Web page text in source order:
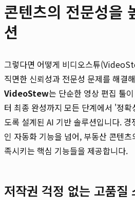
콘텐츠의 전문성을
션
그렇다면 어떻게 비디오스튜
직면한 신뢰성과 전문성 문제를 해결
VideoStew는 단순한 영상 편집 툴
터 최종 완성까지 모든 단계에서 '정
도록 설계된 AI 기반 솔루션입니다.
인 자동화 기능을 넘어, 부동산 콘텐
족시키는 핵심 기능들을 제공합니다.
저작권 걱정 없는 고품질